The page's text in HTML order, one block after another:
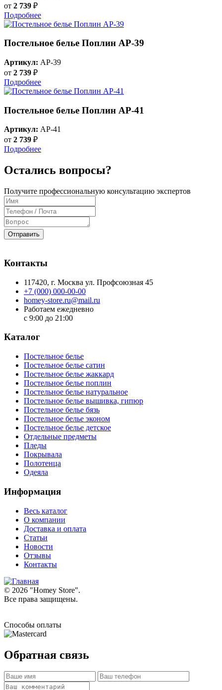
от 2 739 ₽
Подробнее
Постельное белье Поплин AP-39
Артикул: AP-39
от 2 739 ₽
Подробнее
Постельное белье Поплин AP-41
Артикул: AP-41
от 2 739 ₽
Подробнее
Остались вопросы?
Получите профессиональную консультацию экспертов
Отправить
Контакты
117420, г. Москва ул. Профсоюзная 45
+7 (000) 000-00-00
homey-store.ru@mail.ru
Работаем ежедневно
с 9:00 до 21:00
Каталог
Постельное белье
Постельное белье сатин
Постельное белье жаккард
Постельное белье поплин
Постельное белье натуральное
Постельное белье вышивка, гипюр
Постельное белье бязь
Постельное белье эконом
Постельное белье детское
Отдельные предметы
Пледы
Покрывала
Полотенца
Одеяла
Информация
Весь каталог
О компании
Доставка и оплата
Статьи
Новости
Отзывы
Контакты
© 2026 "Homey Store".
Все права защищены.
Способы оплаты
Обратная связь